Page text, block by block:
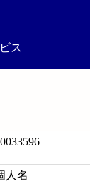
ス
人名